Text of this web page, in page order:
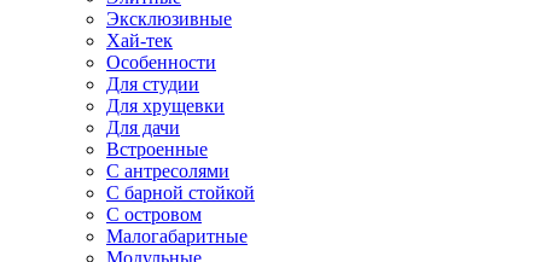
Эксклюзивные
Хай-тек
Особенности
Для студии
Для хрущевки
Для дачи
Встроенные
С антресолями
С барной стойкой
С островом
Малогабаритные
Модульные